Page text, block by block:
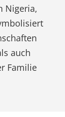
Nigeria,
auch
Familie